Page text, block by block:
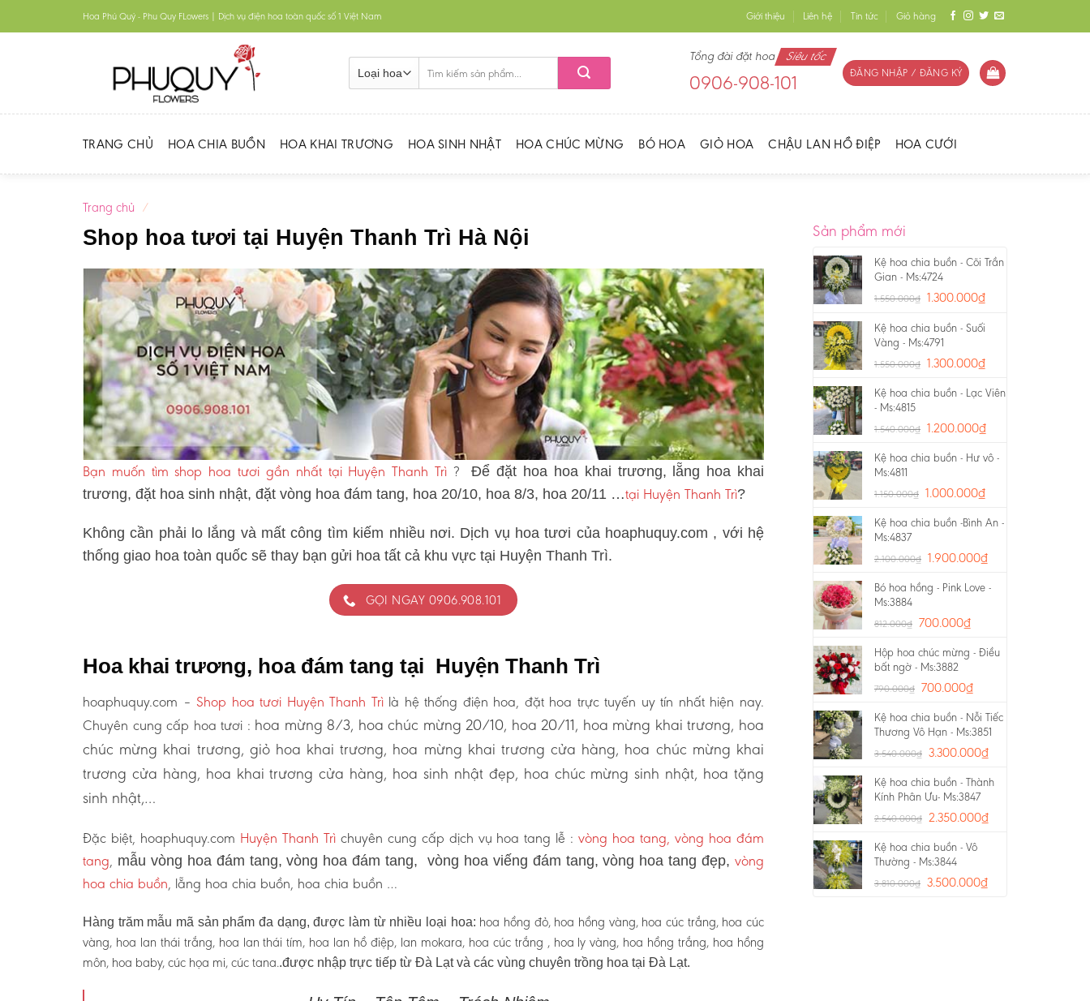
to
Hoa Phú Quý - Phu Quy FLowers | Dịch vụ điện hoa toàn quốc số 1 Việt Nam Giới thiệu Liên hệ Tin tức Giỏ hàng
kiếm:
Tổng đài đặt hoa Siêu tốc
0906-908-101 ĐĂNG NHẬP / ĐĂNG KÝ
TRANG CHỦ HOA CHIA BUỒN HOA KHAI TRƯƠNG HOA SINH NHẬT HOA CHÚC MỪNG BÓ HOA GIỎ HOA CHẬU LAN HỒ ĐIỆP HOA CƯỚI
Trang chủ /
Shop hoa tươi tại Huyện Thanh Trì Hà Nội
Bạn muốn tìm shop hoa tươi gần nhất tại Huyện Thanh Trì ?Để đặt hoa hoa khai trương, lẵng hoa khai
trương, đặt hoa sinh nhật, đặt vòng hoa đám tang, hoa 20/10, hoa 8/3, hoa 20/11 …tại Huyện Thanh Trì?
Không cần phải lo lắng và mất công tìm kiếm nhiều nơi. Dịch vụ hoa tươi của hoaphuquy.com , với hệ
thống giao hoa toàn quốc sẽ thay bạn gửi hoa tất cả khu vực tại Huyện Thanh Trì.
GỌI NGAY 0906.908.101
Hoa khai trương, hoa đám tang tại Huyện Thanh Trì
hoaphuquy.com – Shop hoa tươi Huyện Thanh Trìlà hệ thống điện hoa, đặt hoa trực tuyến uy tín nhất hiện nay.
Chuyên cung cấp hoa tươi : hoa mừng 8/3, hoa chúc mừng 20/10, hoa 20/11, hoa mừng khai trương, hoa
chúc mừng khai trương, giỏ hoa khai trương, hoa mừng khai trương cửa hàng, hoa chúc mừng khai
trương cửa hàng, hoa khai trương cửa hàng, hoa sinh nhật đẹp, hoa chúc mừng sinh nhật, hoa tặng
sinh nhật,…
Đặc biệt, hoaphuquy.com Huyện Thanh Trìchuyên cung cấp dịch vụ hoa tang lễ :vòng hoa tang, vòng hoa đám
tang, mẫu vòng hoa đám tang, vòng hoa đám tang, vòng hoa viếng đám tang, vòng hoa tang đẹp,vòng
hoa chia buồn, lẵng hoa chia buồn, hoa chia buồn …
Hàng trăm mẫu mã sản phẩm đa dạng, được làm từ nhiều loại hoa: hoa hồng đỏ, hoa hồng vàng, hoa cúc trắng, hoa cúc
vàng, hoa lan thái trắng, hoa lan thái tím, hoa lan hồ điệp, lan mokara, hoa cúc trắng , hoa ly vàng, hoa hồng trắng, hoa hồng
môn, hoa baby, cúc họa mi, cúc tana..được nhập trực tiếp từ Đà Lạt và các vùng chuyên trồng hoa tại Đà Lạt.
Sản phẩm mới
Kệ hoa chia buồn - Cõi Trần
Gian - Ms:4724
1.550.000₫ 1.300.000₫
Kệ hoa chia buồn - Suối
Vàng - Ms:4791
1.550.000₫ 1.300.000₫
Kệ hoa chia buồn - Lạc Viên
- Ms:4815
1.540.000₫ 1.200.000₫
Kệ hoa chia buồn - Hư vô -
Ms:4811
1.150.000₫ 1.000.000₫
Kệ hoa chia buồn -Bình An -
Ms:4837
2.100.000₫ 1.900.000₫
Bó hoa hồng - Pink Love -
Ms:3884
812.000₫ 700.000₫
Hộp hoa chúc mừng - Điều
bất ngờ - Ms:3882
790.000₫ 700.000₫
Kệ hoa chia buồn - Nỗi Tiếc
Thương Vô Hạn - Ms:3851
3.540.000₫ 3.300.000₫
Kệ hoa chia buồn - Thành
Kính Phân Ưu- Ms:3847
2.540.000₫ 2.350.000₫
Kệ hoa chia buồn - Vô
Thường - Ms:3844
3.810.000₫ 3.500.000₫